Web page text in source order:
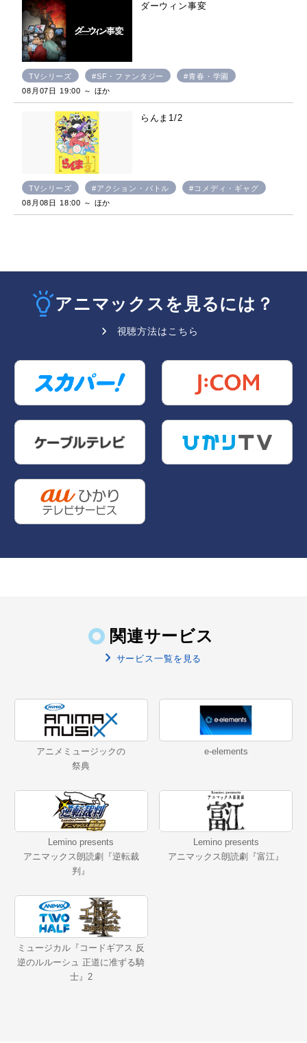
ダーウィン事変
TVシリーズ #SF・ファンタジー
#青春・学園
08月07日 19:00 ～ ほか
らんま1/2
TVシリーズ #アクション・バトル
#コメディ・ギャグ
08月08日 18:00 ～ ほか
アニマックスを見るには？
視聴方法はこちら
関連サービス
サービス一覧を見る
アニメミュージックの
祭典
e-elements
Lemino presents
アニマックス朗読劇『逆転裁
判』
Lemino presents
アニマックス朗読劇『富江』
ミュージカル『コードギアス 反
逆のルルーシュ 正道に准ずる騎
士』2